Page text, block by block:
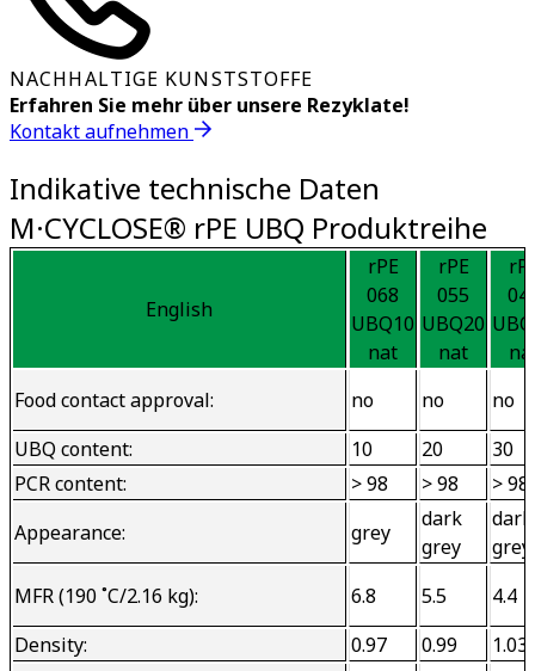
NACHHALTIGE KUNSTSTOFFE
Erfahren Sie mehr über unsere Rezyklate!
Kontakt aufnehmen
Indikative technische Daten
M·CYCLOSE® rPE UBQ Produktreihe
English
rPE
068
UBQ10
nat
rPE
055
UBQ20
nat
Food contact approval:
no no
no
UBQ content:
10 20
30
PCR content:
> 98 > 98
> 98
Appearance:
grey
dark
grey
grey
MFR (190 ˚C/2.16 kg):
6.8 5.5
4.4
Density:
0.97 0.99
1.03